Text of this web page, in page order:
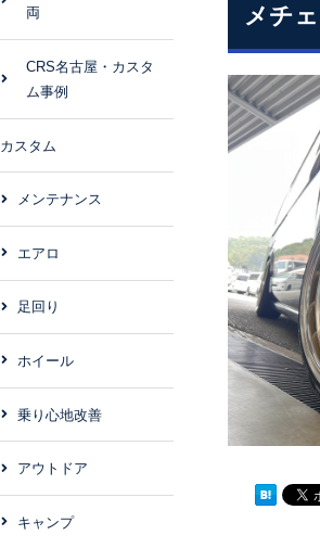
メチ
両
CRS名古屋・カスタ
ム事例
カスタム
メンテナンス
エアロ
足回り
ホイール
乗り心地改善
アウトドア
キャンプ